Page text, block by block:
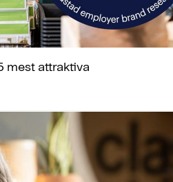
mest attraktiva